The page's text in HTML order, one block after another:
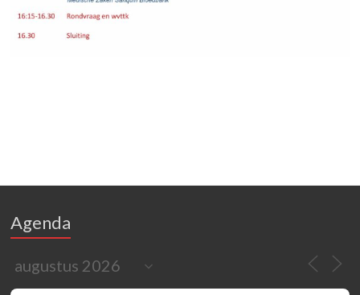
Agenda